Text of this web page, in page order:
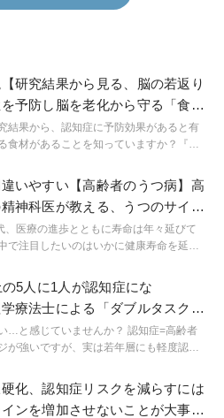
研究結果から見る、脳の若返り
予防し脳を老化から守る「食事
は？
結果から、認知症に予防効果があると有
食材があることを知っていますか？『若
ビデンスに基づく、脳を老化から守る食
介します。
いやすい【高齢者のうつ病】高
神科医が教える、うつのサイン
違い
、医療の進歩とともに寿命は年々延びて
で注目したいのはいかに健康寿命を延ば
秀樹先生の著書『70歳が老化の分かれ
元気でいられるための知恵をご紹介しま
の5人に1人が認知症にな
療法士による「ダブルタスク」
ガ
…と感じていませんか？ 認知症=高齢者
が強いですが、実は若年層にも軽度認知
さんに、ヨガを取り入れた予防法をご紹
。将来の備えに実践してみてはいかがで
化、認知症リスクを減らすには
ンを増加させないことが大事！